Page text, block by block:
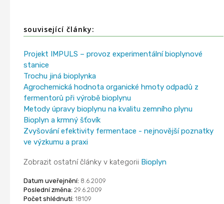
související články:
Projekt IMPULS – provoz experimentální bioplynové
stanice
Trochu jiná bioplynka
Agrochemická hodnota organické hmoty odpadů z
fermentorů při výrobě bioplynu
Metody úpravy bioplynu na kvalitu zemního plynu
Bioplyn a krmný šťovík
Zvyšování efektivity fermentace - nejnovější poznatky
ve výzkumu a praxi
Zobrazit ostatní články v kategorii Bioplyn
Datum uveřejnění: 8.6.2009
Poslední změna: 29.6.2009
Počet shlédnutí: 18109